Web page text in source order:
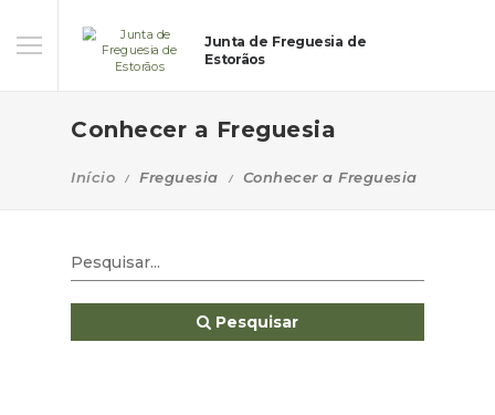
Junta de Freguesia de
Estorãos
Conhecer a Freguesia
Início Freguesia Conhecer a Freguesia
Pesquisar